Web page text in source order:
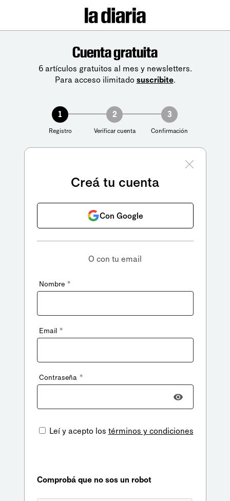
Cuenta gratuita
6 artículos gratuitos al mes y newsletters.
Para acceso ilimitado suscribite.
1
Registro
2
Verificar cuenta
3
Confirmación
Creá tu cuenta
Con Google
O con tu email
Nombre *
Email *
Contraseña *
Leí y acepto los términos y condiciones
Comprobá que no sos un robot